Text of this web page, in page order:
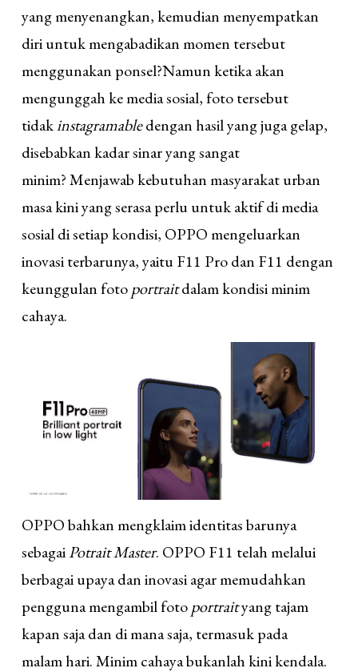
yang menyenangkan, kemudian menyempatkan
diri untuk mengabadikan momen tersebut
menggunakan ponsel?Namun ketika akan
mengunggah ke media sosial, foto tersebut
tidakinstagramabledengan hasil yang juga gelap,
disebabkan kadar sinar yang sangat
minim? Menjawab kebutuhan masyarakat urban
masa kini yang serasa perlu untuk aktif di media
sosial di setiap kondisi, OPPO mengeluarkan
inovasi terbarunya, yaitu F11 Pro dan F11 dengan
keunggulan fotoportraitdalam kondisi minim
cahaya.
OPPO bahkan mengklaim identitas barunya
sebagaiPotrait Master. OPPO F11 telah melalui
berbagai upaya dan inovasi agar memudahkan
pengguna mengambil fotoportraityang tajam
kapan saja dan di mana saja, termasuk pada
malam hari. Minim cahaya bukanlah kini kendala.